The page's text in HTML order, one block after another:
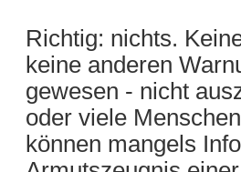
Richtig: nichts.
keine anderen
gewesen - nicht
oder viele
können mangels